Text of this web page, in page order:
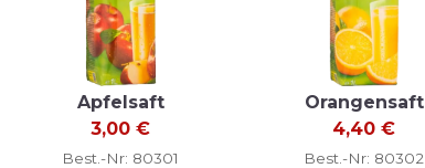
Apfelsaft
3,00€
Best.-Nr: 80301
Orangensaft
4,40€
Best.-Nr: 80302